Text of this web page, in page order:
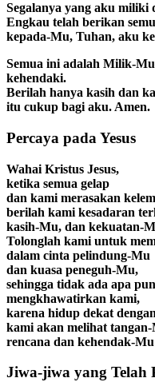
Segalanya yang aku miliki
Engkau telah berikan
kepada-Mu, Tuhan, aku
Semua ini adalah Milik-
kehendaki.
Berilah hanya kasih dan
itu cukup bagi aku. Amen.
Percaya pada Yesus
Wahai Kristus Jesus,
ketika semua gelap
dan kami merasakan
berilah kami kesadaran
kasih-Mu, dan kekuatan-
Tolonglah kami untuk
dalam cinta pelindung-Mu
dan kuasa peneguh-Mu,
sehingga tidak ada apa
mengkhawatirkan kami,
karena hidup dekat
kami akan melihat
rencana dan kehendak-
Jiwa-jiwa yang Telah